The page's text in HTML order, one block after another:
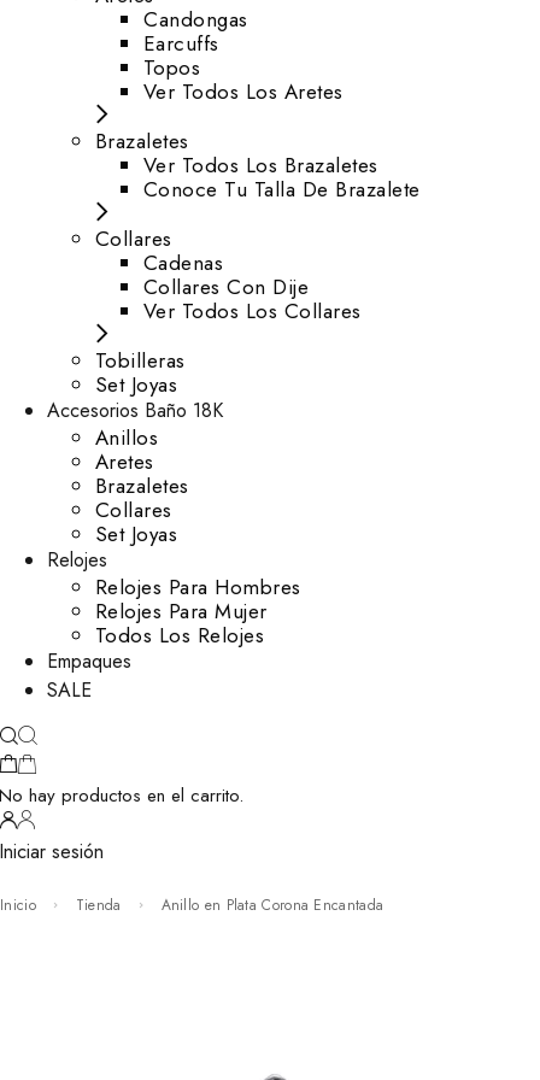
⁠Candongas
Earcuffs
Topos
Ver Todos Los Aretes
Brazaletes
Ver Todos Los Brazaletes
Conoce Tu Talla De Brazalete
Collares
Cadenas
Collares Con Dije
Ver Todos Los Collares
Tobilleras
Set Joyas
Accesorios Baño 18K
Anillos
Aretes
Brazaletes
Collares
Set Joyas
Relojes
Relojes Para Hombres
Relojes Para Mujer
Todos Los Relojes
Empaques
SALE
hay productos en el carrito.
sesión
Inicio Tienda Anillo en Plata Corona Encantada